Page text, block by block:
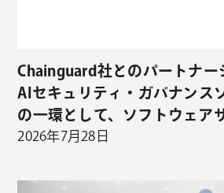
Chainguard社とのパートナ
AIセキュリティ・ガバナンス
の一環として、ソフトウェア
ンセキュリティの取り扱いを
2026年7月28日